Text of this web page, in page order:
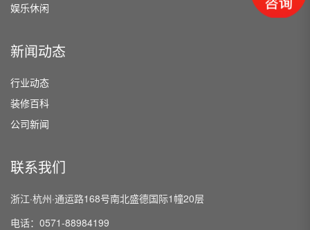
娱乐休闲
新闻动态
行业动态
装修百科
公司新闻
联系我们
浙江·杭州·通运路168号南北盛德国际1幢20层
电话：0571-88984199